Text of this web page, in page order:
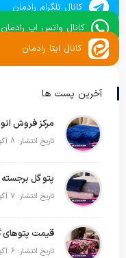
کانال تلگرام رادمان
کانال واتس اپ رادمان
کانال ایتا رادمان
آخرین پست ها
تاریخ انتشار: 8 آگوست 2026
تاریخ انتشار: 7 آگوست 2026
تاریخ انتشار: 6 آگوست 2026